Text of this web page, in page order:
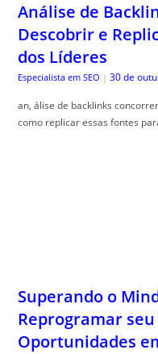
Análise de
Descobrir e
dos Líderes
Especialista em SEO | 30 de
an, álise de backlinks
como replicar essas fontes
Superando o
Reprogramar
Oportunidades